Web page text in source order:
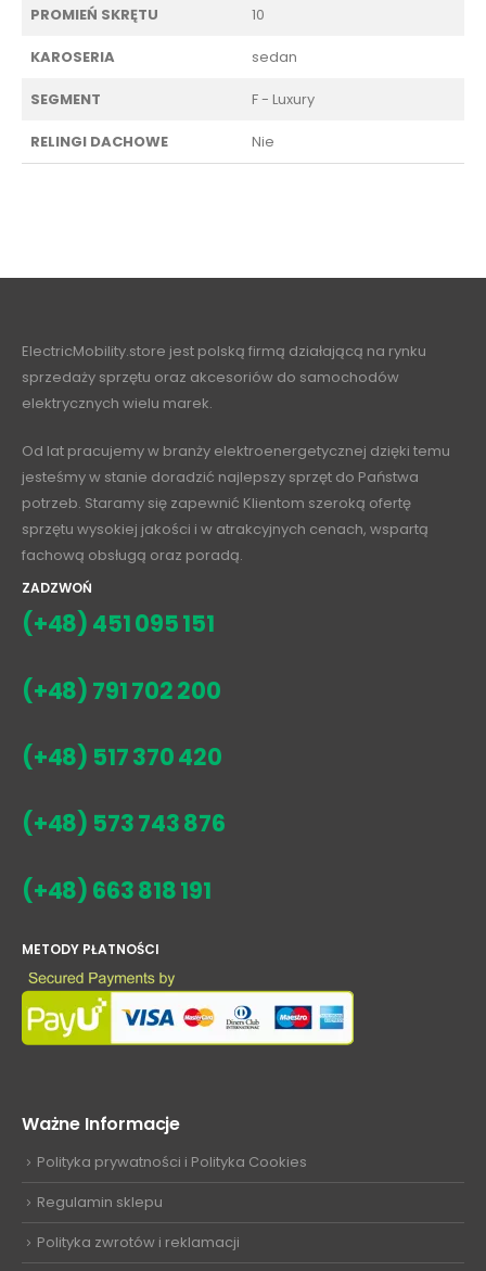
PROMIEŃ SKRĘTU 10
KAROSERIA sedan
SEGMENT F - Luxury
RELINGI DACHOWE Nie
ElectricMobility.store jest polską firmą działającą na rynku
sprzedaży sprzętu oraz akcesoriów do samochodów
elektrycznych wielu marek.
Od lat pracujemy w branży elektroenergetycznej dzięki temu
jesteśmy w stanie doradzić najlepszy sprzęt do Państwa
potrzeb. Staramy się zapewnić Klientom szeroką ofertę
sprzętu wysokiej jakości i w atrakcyjnych cenach, wspartą
fachową obsługą oraz poradą.
ZADZWOŃ
(+48) 451 095 151
(+48) 791 702 200
(+48) 517 370 420
(+48) 573 743 876
(+48) 663 818 191
METODY PŁATNOŚCI
Ważne Informacje
Polityka prywatności i Polityka Cookies
Regulamin sklepu
Polityka zwrotów i reklamacji